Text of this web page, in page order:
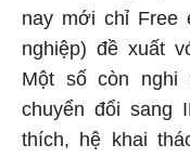
nay mới chỉ Free
nghiệp) đề xuất
Một số còn nghi
chuyển đổi sang
thích, hệ khai